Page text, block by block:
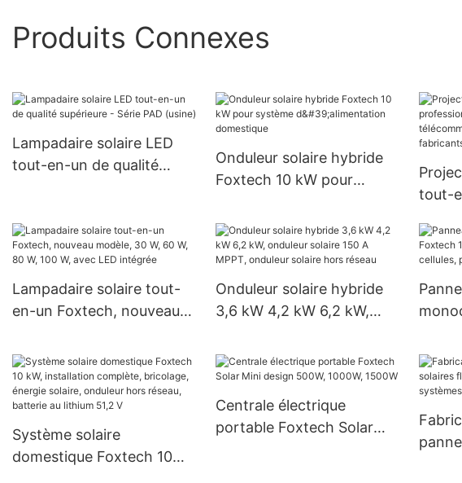
Produits Connexes
Lampadaire solaire LED
tout-en-un de qualité
Onduleur solaire hybride
Foxtech 10 kW pour
domestique
tout-
Lampadaire solaire tout-
en-un Foxtech, nouveau
100 W, avec LED intégrée
Onduleur solaire hybride
3,6 kW 4,2 kW 6,2 kW,
MPPT, onduleur solaire
hors réseau
V, 32
Système solaire
domestique Foxtech 10
Centrale électrique
portable Foxtech Solar